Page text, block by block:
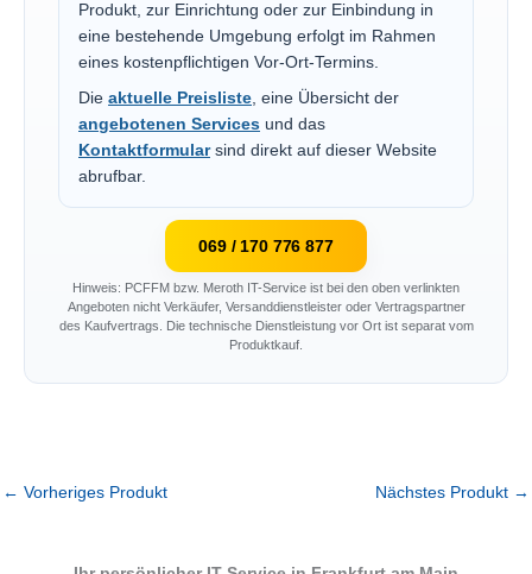
Produkt, zur Einrichtung oder zur Einbindung in
eine bestehende Umgebung erfolgt im Rahmen
eines kostenpflichtigen Vor-Ort-Termins.
Die aktuelle Preisliste , eine Übersicht der
angebotenen Services und das
Kontaktformularsind direkt auf dieser Website
abrufbar.
069 / 170 776 877
Hinweis: PCFFM bzw. Meroth IT-Service ist bei den oben verlinkten
Angeboten nicht Verkäufer, Versanddienstleister oder Vertragspartner
des Kaufvertrags. Die technische Dienstleistung vor Ort ist separat vom
Produktkauf.
← Vorheriges Produkt Nächstes Produkt →